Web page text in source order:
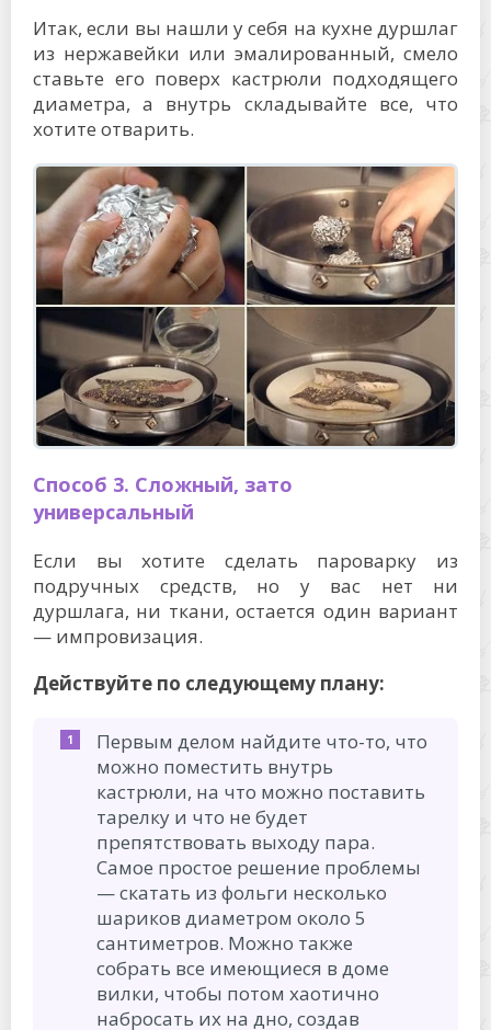
Итак, если вы нашли у себя на кухне дуршлаг
из нержавейки или эмалированный, смело
ставьте его поверх кастрюли подходящего
диаметра, а внутрь складывайте все, что
хотите отварить.
Способ 3. Сложный, зато
универсальный
Если вы хотите сделать пароварку из
подручных средств, но у вас нет ни
дуршлага, ни ткани, остается один вариант
— импровизация.
Действуйте по следующему плану:
Первым делом найдите что-то, что
можно поместить внутрь
кастрюли, на что можно поставить
тарелку и что не будет
препятствовать выходу пара.
Самое простое решение проблемы
— скатать из фольги несколько
шариков диаметром около 5
сантиметров. Можно также
собрать все имеющиеся в доме
вилки, чтобы потом хаотично
набросать их на дно, создав